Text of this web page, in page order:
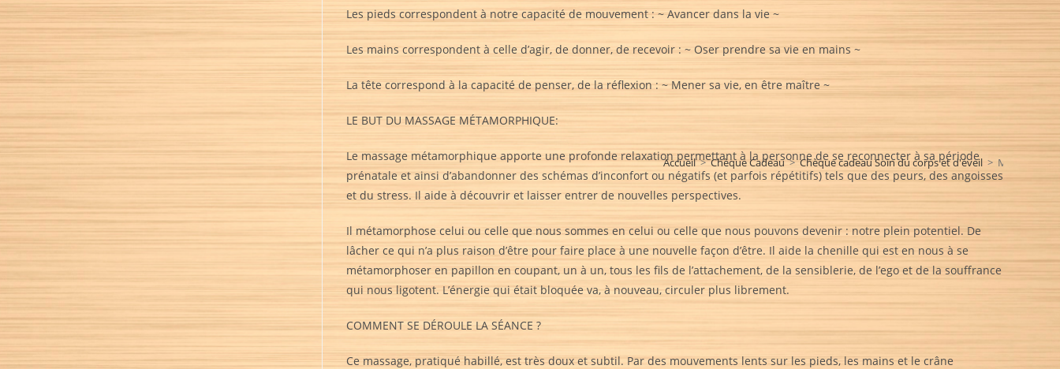
Accueil > Chèque Cadeau > Chèque cadeau Soin du corps et d'éveil > Massage
Les pieds correspondent à notre capacité de mouvement : ~ Avancer dans la vie ~
Les mains correspondent à celle d’agir, de donner, de recevoir : ~ Oser prendre sa vie en mains ~
La tête correspond à la capacité de penser, de la réflexion : ~ Mener sa vie, en être maître ~
LE BUT DU MASSAGE MÉTAMORPHIQUE:
Le massage métamorphique apporte une profonde relaxation permettant à la personne de se reconnecter à sa période
prénatale et ainsi d’abandonner des schémas d’inconfort ou négatifs (et parfois répétitifs) tels que des peurs, des angoisses
et du stress. Il aide à découvrir et laisser entrer de nouvelles perspectives.
Il métamorphose celui ou celle que nous sommes en celui ou celle que nous pouvons devenir : notre plein potentiel. De
lâcher ce qui n’a plus raison d’être pour faire place à une nouvelle façon d’être. Il aide la chenille qui est en nous à se
métamorphoser en papillon en coupant, un à un, tous les fils de l’attachement, de la sensiblerie, de l’ego et de la souffrance
qui nous ligotent. L’énergie qui était bloquée va, à nouveau, circuler plus librement.
COMMENT SE DÉROULE LA SÉANCE ?
Ce massage, pratiqué habillé, est très doux et subtil. Par des mouvements lents sur les pieds, les mains et le crâne